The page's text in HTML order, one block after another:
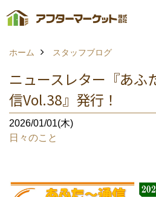
ホーム スタッフブログ
ニュースレター『あふ
信Vol.38』発行！
2026/01/01(木)
日々のこと